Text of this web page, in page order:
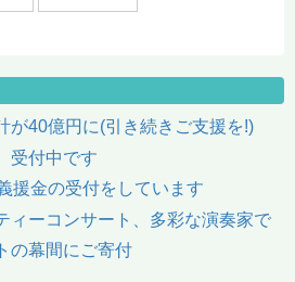
が40億円に(引き続きご支援を!)
受付中です
援金の受付をしています
ィーコンサート、多彩な演奏家で
の幕間にご寄付